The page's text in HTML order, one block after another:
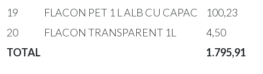
19
FLACON PET 1 L ALB CU CAPAC
100,23
20
FLACON TRANSPARENT 1L
4,50
TOTAL
1.795,91